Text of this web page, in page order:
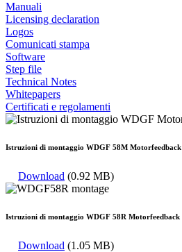
Manuali
Licensing declaration
Logos
Comunicati stampa
Software
Step file
Technical Notes
Whitepapers
Certificati e regolamenti
Istruzioni di montaggio WDGF 58M Motorfeedback
Download (0.92 MB)
Istruzioni di montaggio WDGF 58R Motorfeedback
Download (1.05 MB)